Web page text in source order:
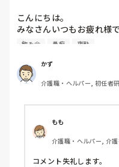
こんにちは。
みなさんいつもお疲れ様で
たことがあったので愚痴
私はユニット型特養に勤
ただその日私は夜勤でし
他にもいくつか候補日は
席とか集まりが苦手なの
のですが、、、。
飲み会 愚痴 夜勤
かず
介護職・ヘルパー, 初任者
もも
介護職・ヘルパー, 介
コメント失礼します。